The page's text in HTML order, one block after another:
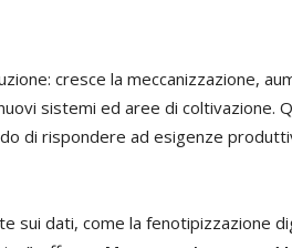
cresce la meccanizzazione,
sistemi ed aree di coltivazione.
di rispondere ad esigenze
sui dati, come la fenotipizzazione